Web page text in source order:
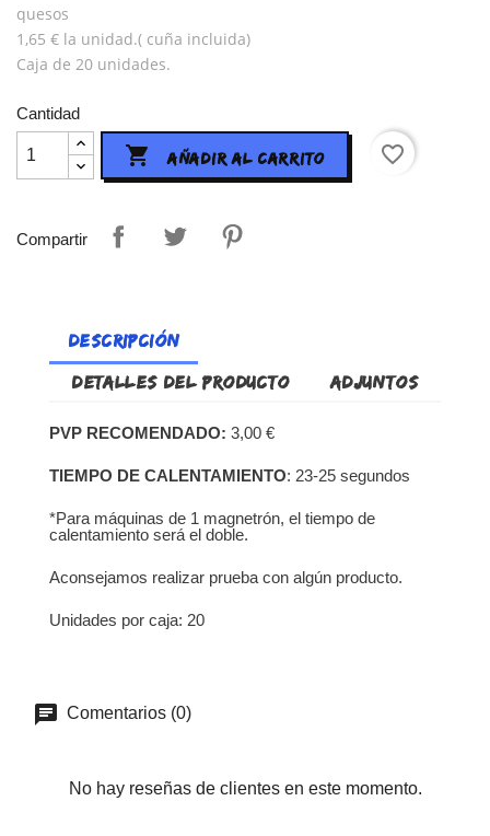
quesos
1,65 € la unidad.( cuña incluida)
Caja de 20 unidades.
Cantidad
 AÑADIR AL CARRITO favorite_border
Compartir
DESCRIPCIÓN
DETALLES DEL PRODUCTO
ADJUNTOS
PVP RECOMENDADO: 3,00 €
TIEMPO DE CALENTAMIENTO: 23-25 segundos
*Para máquinas de 1 magnetrón, el tiempo de
calentamiento será el doble.
Aconsejamos realizar prueba con algún producto.
Unidades por caja: 20
Comentarios (0)
No hay reseñas de clientes en este momento.